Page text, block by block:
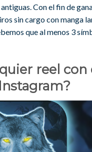
Con el fin de
sin cargo con manga
que al menos 3
reel con